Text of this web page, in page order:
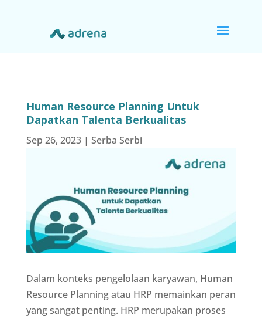
Human Resource Planning Untuk
Dapatkan Talenta Berkualitas
Sep 26, 2023| Serba Serbi
Dalam konteks pengelolaan karyawan, Human
Resource Planning atau HRP memainkan peran
yang sangat penting. HRP merupakan proses